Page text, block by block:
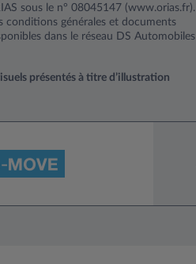
sous le n° 08045147 (www.orias.fr).
conditions générales et documents
dans le réseau DS Automobiles
présentés à titre d’illustration